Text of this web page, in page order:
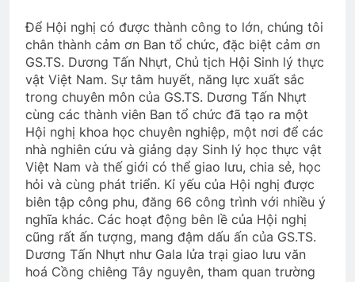
Để Hội nghị có được thành công to lớn, chúng tôi
chân thành cảm ơn Ban tổ chức, đặc biệt cảm ơn
GS.TS. Dương Tấn Nhựt, Chủ tịch Hội Sinh lý thực
vật Việt Nam. Sự tâm huyết, năng lực xuất sắc
trong chuyên môn của GS.TS. Dương Tấn Nhựt
cùng các thành viên Ban tổ chức đã tạo ra một
Hội nghị khoa học chuyên nghiệp, một nơi để các
nhà nghiên cứu và giảng dạy Sinh lý học thực vật
Việt Nam và thế giới có thể giao lưu, chia sẻ, học
hỏi và cùng phát triển. Kỉ yếu của Hội nghị được
biên tập công phu, đăng 66 công trình với nhiều ý
nghĩa khác. Các hoạt động bên lề của Hội nghị
cũng rất ấn tượng, mang đậm dấu ấn của GS.TS.
Dương Tấn Nhựt như Gala lửa trại giao lưu văn
hoá Cồng chiêng Tây nguyên, tham quan trường